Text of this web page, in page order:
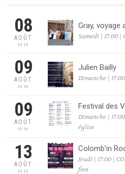
08
AOÛT
2026
Gray, voyage
Samedi | 17:00 |
09
AOÛT
2026
Julien Bailly
Dimanche |
09
AOÛT
2026
Festival des
Dimanche |
église
13
AOÛT
2026
Colomb’in
Jeudi | 17:00 |
foot